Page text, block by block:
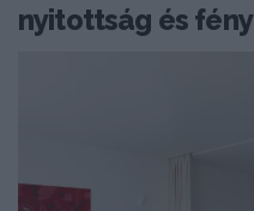
nyitottság és fény